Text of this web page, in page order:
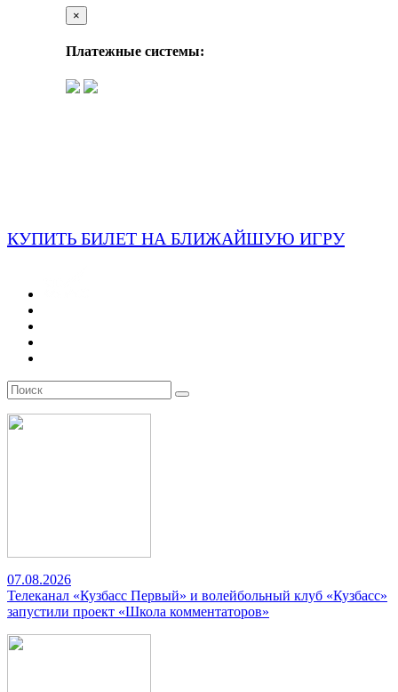
×
Платежные системы:
КУПИТЬ БИЛЕТ НА БЛИЖАЙШУЮ ИГРУ
07.08.2026
Телеканал «Кузбасс Первый» и волейбольный клуб «Кузбасс»
запустили проект «Школа комментаторов»